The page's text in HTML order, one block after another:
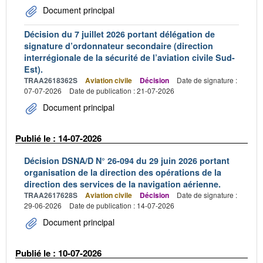
Document principal
Décision du 7 juillet 2026 portant délégation de
signature d’ordonnateur secondaire (direction
interrégionale de la sécurité de l’aviation civile Sud-
Est).
TRAA2618362S Aviation civile Décision
Date de signature :
07-07-2026
Date de publication : 21-07-2026
Document principal
Publié le : 14-07-2026
Décision DSNA/D N° 26-094 du 29 juin 2026 portant
organisation de la direction des opérations de la
direction des services de la navigation aérienne.
TRAA2617628S Aviation civile Décision
Date de signature :
29-06-2026
Date de publication : 14-07-2026
Document principal
Publié le : 10-07-2026